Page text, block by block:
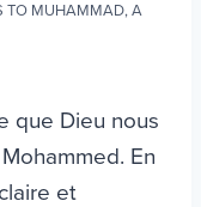
TO MUHAMMAD, A
que Dieu nous
En
et